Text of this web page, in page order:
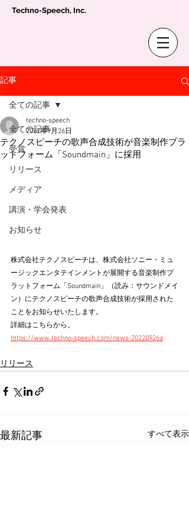
Techno-Speech, Inc.
記事
全ての記事
受賞
リリース
メディア
講演・学会発表
お知らせ
全ての記事
テクノスピーチの歌声合成技術が音楽制作プラ
ットフォーム「Soundmain」に採用
techno-speech
2022年9月26日
株式会社テクノスピーチは、株式会社ソニー・ミュ
ージックエンタテインメントが展開する音楽制作プ
ラットフォーム「Soundmain」（読み：サウンドメイ
ン）にテクノスピーチの歌声合成技術が採用された
ことをお知らせいたします。
詳細はこちらから。
https://www.techno-speech.com/news-20220926a
リリース
最新記事 すべて表示